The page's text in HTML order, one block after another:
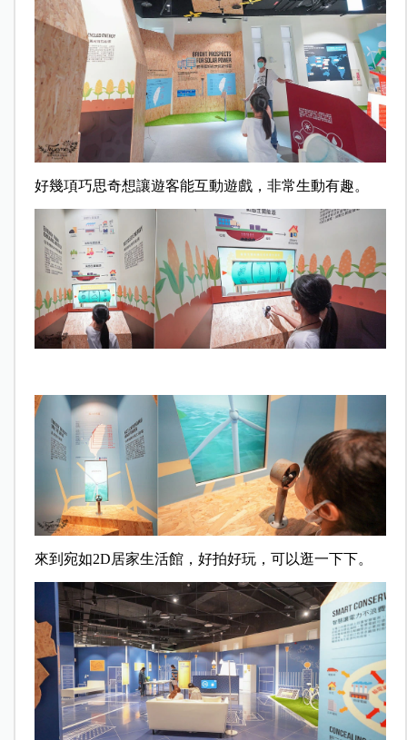
好幾項巧思奇想讓遊客能互動遊戲，非常生動有趣。
來到宛如2D居家生活館，好拍好玩，可以逛一下下。